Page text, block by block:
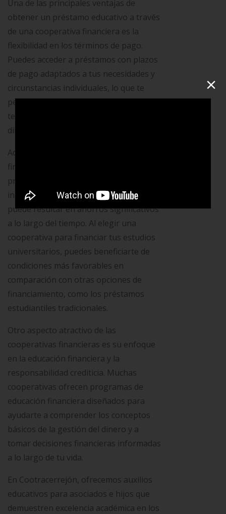
Una de las principales ventajas de
obtener un préstamo educativo a través
de una cooperativa financiera es la
flexibilidad en los términos de pago.
Puedes acceder a préstamos con plazos
de pago adaptados a tus necesidades y
circunstancias individuales, lo que te
permite concentrarte en tus estudios sin
tener que preocuparte por las
dificultades financieras.
Además, muchas cooperativas
financieras ofrecen tasas de interés
preferenciales y programas de
incentivos para estudiantes, lo que
puede resultar en ahorros significativos
a lo largo del tiempo. Al elegir una
cooperativa para financiar tus estudios
universitarios, puedes beneficiarte de
condiciones más favorables en
comparación con otras opciones de
financiamiento, como los préstamos
estudiantiles tradicionales.
Otro aspecto atractivo de las
cooperativas financieras es su enfoque
en la educación financiera y la
responsabilidad crediticia. Muchas
cooperativas ofrecen programas de
educación financiera diseñados para
ayudarte a comprender los conceptos
básicos de la gestión del dinero y a
tomar decisiones financieras informadas
a lo largo de tu vida.
En Cootracerrejón, ofrecemos auxilios
educativos para asociados e hijos que
demuestren excelencia académica en los
×